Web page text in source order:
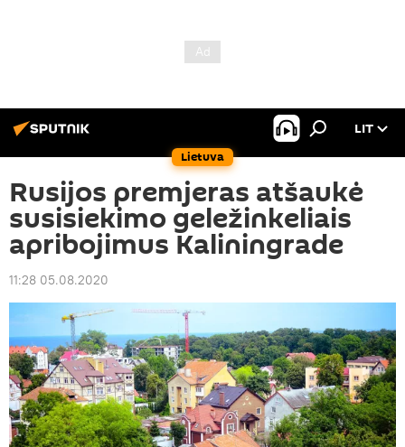
Lietuva
LIT
Rusijos premjeras atšaukė
susisiekimo geležinkeliais
apribojimus Kaliningrade
11:28 05.08.2020